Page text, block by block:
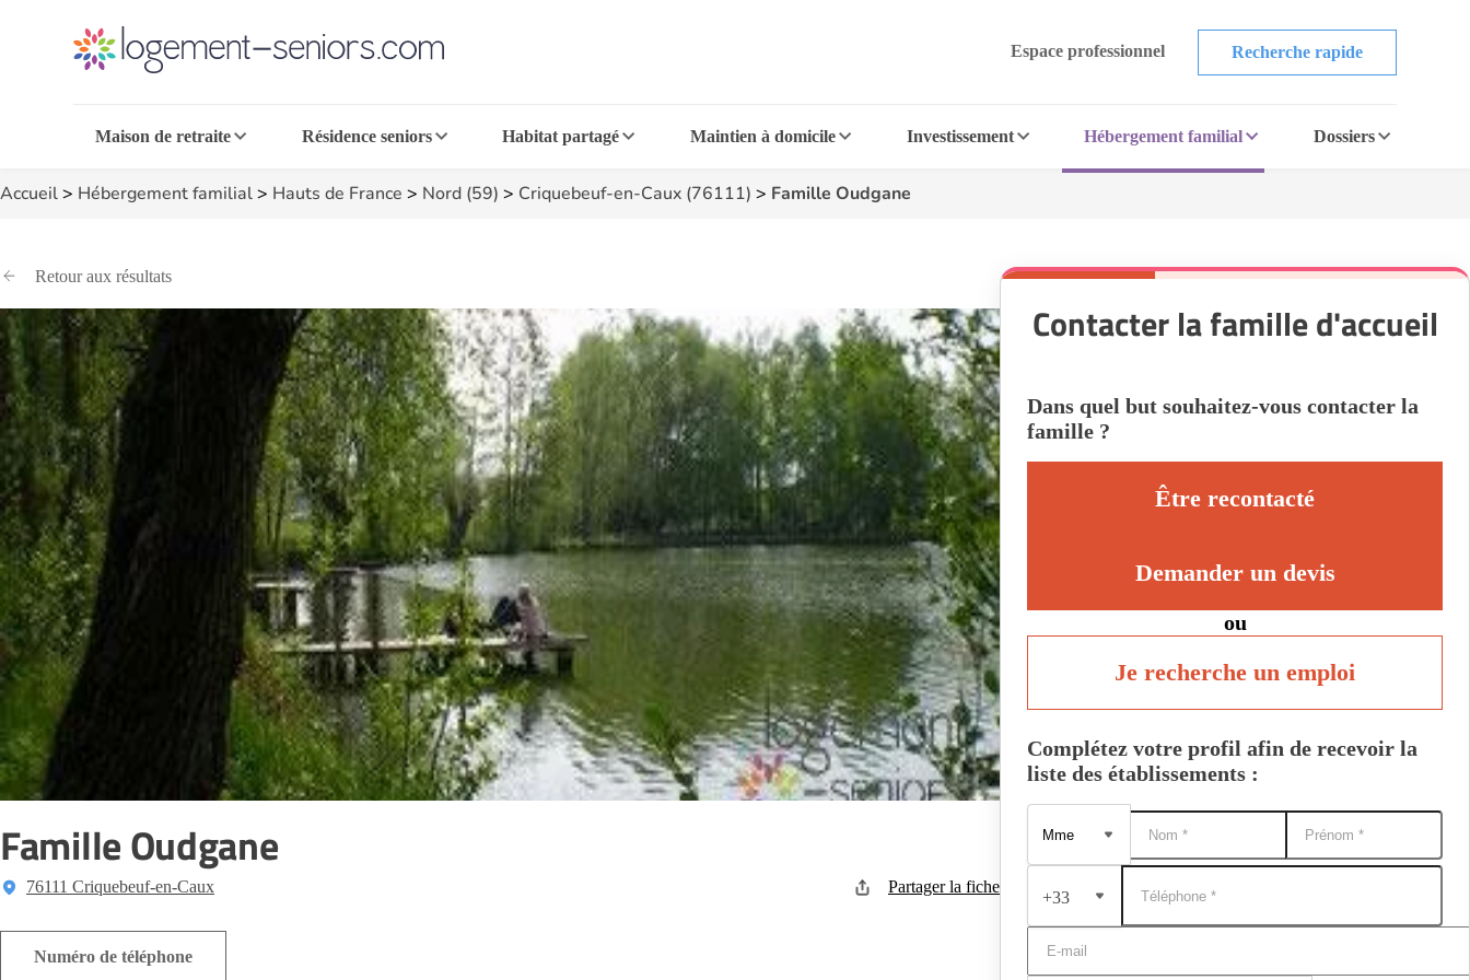
Espace professionnel Recherche rapide
Maison de retraite Résidence seniors Habitat partagé Maintien à domicile Investissement Hébergement familial Dossiers
Accueil> Hébergement familial> Hauts de France > Nord (59) > Criquebeuf-en-Caux (76111) > Famille Oudgane
Retour aux résultats
Famille Oudgane
76111 Criquebeuf-en-Caux Partager la fiche
Numéro de téléphone
Contacter la famille d'accueil
Dans quel but souhaitez-vous contacter la
famille ?
Être recontacté
Demander un devis
ou
Je recherche un emploi
Complétez votre profil afin de recevoir la
liste des établissements :
+33